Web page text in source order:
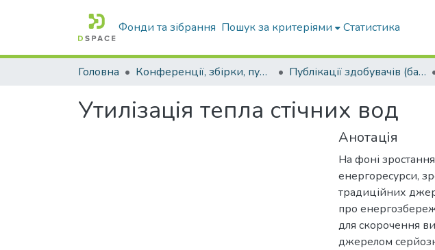
Фонди та зібрання Пошук за критеріями Статистика
Головна Конференції, збірки, публікації молодих вчених і здобувачів : магістрів, бакалаврів, аспірантів. Публікації здобувачів (бакалаврів. магістрів, аспірантів)
Утилізація тепла стічних вод
Анотація
На фоні
енергоресурси,
традиційних
про
для скорочення
джерелом